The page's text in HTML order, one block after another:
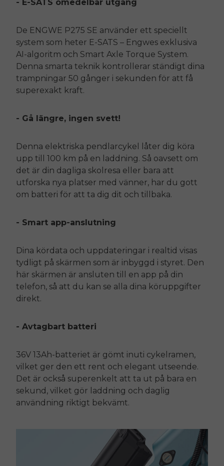
- E-SATS omedelbar utgång
De ENGWE P275 SE använder ett speciellt
system som heter E-SATS – Engwes exklusiva
AI-algoritm och Smart Axle Torque System.
Denna smarta teknik kontrollerar ständigt dina
trampningar 50 gånger i sekunden för att få
superexakt kraft.
- Gå längre, ingen svett!
Denna elektriska pendlarcykel låter dig köra
upp till 100 km på en laddning. Så oavsett om
det är din dagliga skolresa eller bara att
utforska nya platser med vänner, har du gott
om batteri för att ta dig dit och tillbaka.
- Smart app-anslutning
Dina kördata och uppdateringar i realtid visas
tydligt på skärmen som är inbyggd i styret. Den
här skärmen är ansluten till en app på din
telefon, så att du kan se alla dina köruppgifter
direkt.
- Avtagbart batteri
36V 13Ah-batteriet är gömt inuti cykelramen,
vilket ger den ett rent och elegant utseende.
Det är också superenkelt att ta ut på bara en
sekund, vilket gör laddning och daglig
användning riktigt bekvämt.
E26 3.0 Pro Is Here
Sign up for updates on new models and releases —
Send me news and special offers. I can unsubscribe at